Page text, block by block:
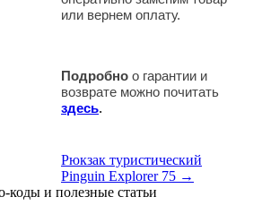
или вернем оплату.
Подробно о гарантии и
возврате можно почитать
здесь.
Рюкзак туристический
Pinguin Explorer 75 →
коды и полезные статьи